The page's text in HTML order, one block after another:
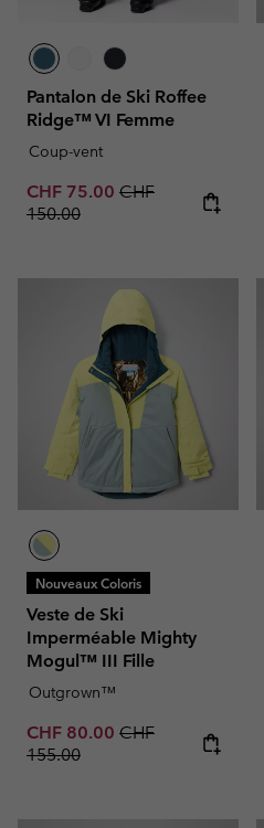
Pantalon de Ski Roffee
Ridge™ VI Femme
Coup-vent
Sale price:
CHF 75.00 Regular price:
CHF
150.00
Nouveaux Coloris
Veste de Ski
Imperméable Mighty
Mogul™ III Fille
Outgrown™
Sale price:
CHF 80.00 Regular price:
CHF
155.00